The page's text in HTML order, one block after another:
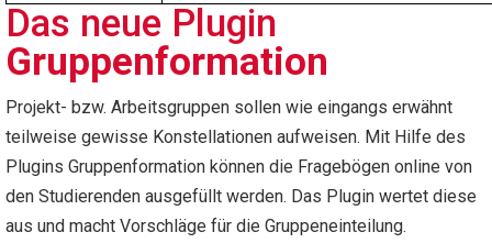
Das neue Plugin
Gruppenformation
Projekt- bzw. Arbeitsgruppen sollen wie eingangs erwähnt
teilweise gewisse Konstellationen aufweisen. Mit Hilfe des
Plugins Gruppenformation können die Fragebögen online von
den Studierenden ausgefüllt werden. Das Plugin wertet diese
aus und macht Vorschläge für die Gruppeneinteilung.